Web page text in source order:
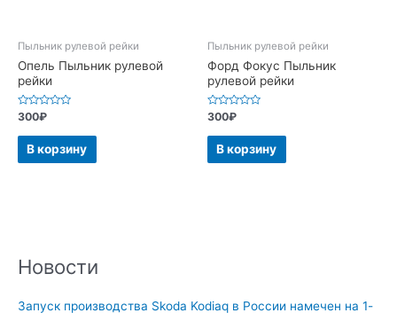
Новости
Запуск производства Skoda Kodiaq в России намечен на 1-
Пыльник рулевой рейки
Опель Пыльник рулевой
рейки
Оценка
0
из
300₽
В корзину
Пыльник рулевой рейки
Форд Фокус Пыльник
рулевой рейки
Оценка
0
из
300₽
В корзину